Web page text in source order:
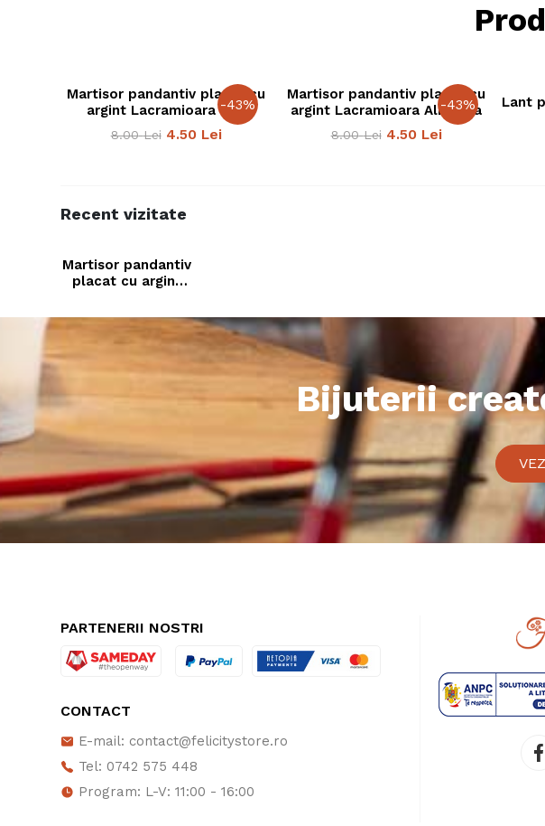
-43%
Martisor pandantiv placat cu
argint Lacramioara Roz
8.00 Lei 4.50 Lei
-43%
Martisor pandantiv placat cu
argint Lacramioara Albastra
8.00 Lei 4.50 Lei
Lant
Recent vizitate
Martisor pandantiv
placat cu argint
Bijuterii
PARTENERII NOSTRI
CONTACT
E-mail: contact@felicitystore.ro
Tel: 0742 575 448
Program: L-V: 11:00 - 16:00